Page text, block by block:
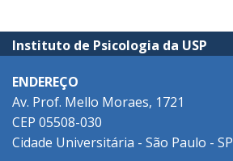
Instituto de Psicologia da USP
ENDEREÇO
Av. Prof. Mello Moraes, 1721
CEP 05508-030
Cidade Universitária - São Paulo - SP